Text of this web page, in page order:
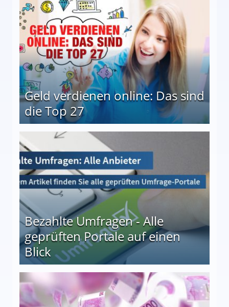
Geld verdienen online: Das sind
die Top 27
Bezahlte Umfragen - Alle
geprüften Portale auf einen
Blick
auf einen Blick